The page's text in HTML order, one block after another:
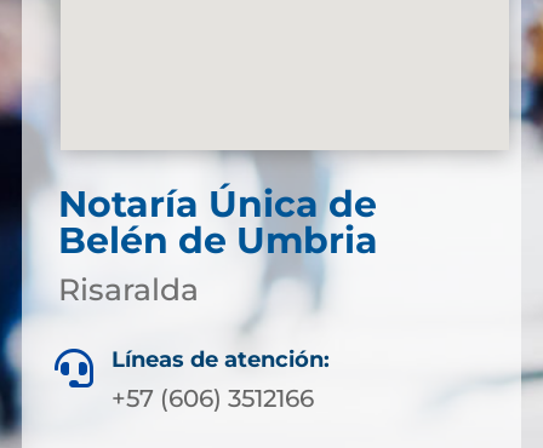
Notaría Única de
Belén de Umbria
Risaralda
 Líneas de atención:
+57 (606) 3512166